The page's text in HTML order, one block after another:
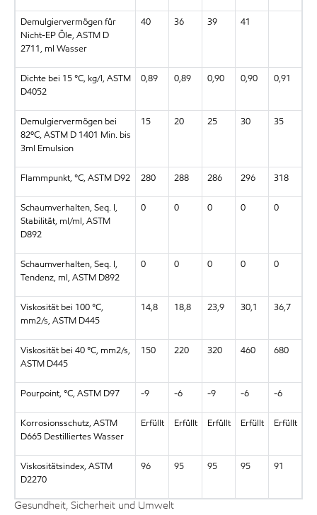
Demulgiervermögen für
Nicht-EP Öle, ASTM D
2711, ml Wasser
40 36 39 41
Dichte bei 15 °C, kg/l, ASTM
D4052
0,89 0,89 0,90 0,90 0,91
Demulgiervermögen bei
82ºC, ASTM D 1401 Min. bis
3ml Emulsion
15 20 25 30 35
Flammpunkt, °C, ASTM D92 280 288 286 296 318
Schaumverhalten, Seq. I,
Stabilität, ml/ml, ASTM
D892
0 0 0 0 0
Schaumverhalten, Seq. I,
Tendenz, ml, ASTM D892
0 0 0 0 0
Viskosität bei 100 °C,
mm2/s, ASTM D445
14,8 18,8 23,9 30,1 36,7
Viskosität bei 40 °C, mm2/s,
ASTM D445
150 220 320 460 680
Pourpoint, °C, ASTM D97 -9 -6 -9 -6 -6
Korrosionsschutz, ASTM
D665 Destilliertes Wasser
Erfüllt Erfüllt Erfüllt Erfüllt Erfüllt
Viskositätsindex, ASTM
D2270
96 95 95 95 91
Gesundheit, Sicherheit und Umwelt